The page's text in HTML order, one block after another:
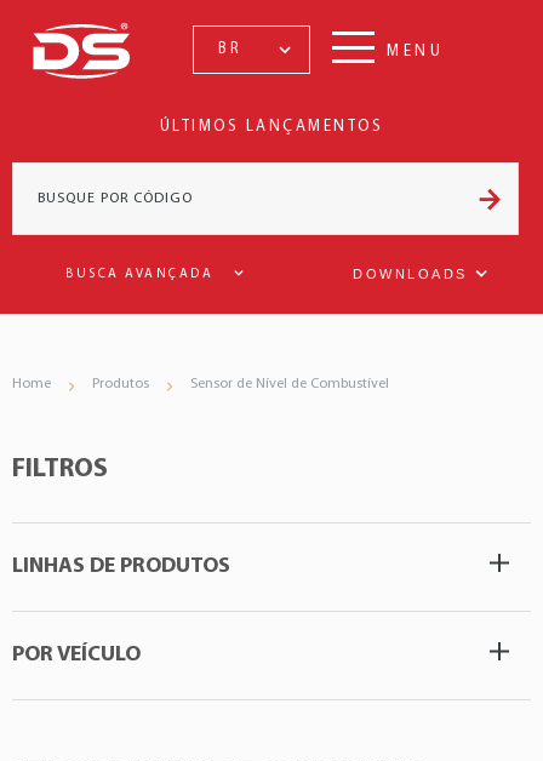
BR MENU
ÚLTIMOS LANÇAMENTOS
BUSCA AVANÇADA DOWNLOADS
Home Produtos Sensor de Nível de Combustível
FILTROS
LINHAS DE PRODUTOS
POR VEÍCULO